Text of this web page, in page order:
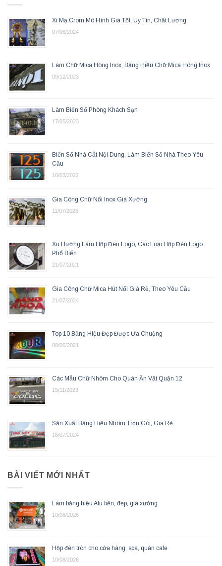
Xi Mạ Crom Mô Hình Giá Tốt, Uy Tín, Chất Lượng
07/06/2024
Làm Chữ Mica Hông Inox, Bảng Hiệu Chữ Mica Hông Inox
09/12/2023
Làm Biển Số Phòng Khách Sạn
17/05/2023
Biển Số Nhà Cắt Nội Dung, Làm Biển Số Nhà Theo Yêu
Cầu
10/03/2022
Gia Công Chữ Nổi Inox Giá Xưởng
11/07/2026
Xu Hướng Làm Hộp Đèn Logo, Các Loại Hộp Đèn Logo
Phổ Biến
21/07/2021
Gia Công Chữ Mica Hút Nổi Giá Rẻ, Theo Yêu Cầu
21/07/2024
Top 10 Bảng Hiệu Đẹp Được Ưa Chuộng
08/06/2021
Các Mẫu Chữ Nhôm Cho Quán Ăn Vặt Quận 12
15/11/2023
Sản Xuất Bảng Hiệu Nhôm Trọn Gói, Giá Rẻ
16/07/2024
BÀI VIẾT MỚI NHẤT
Làm bảng hiệu Alu bền, đẹp, giá xưởng
10/08/2026
Hộp đèn tròn cho cửa hàng, spa, quán cafe
10/08/2026